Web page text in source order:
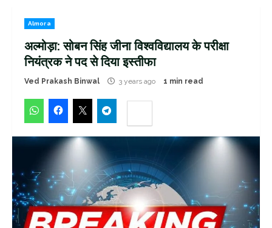
Almora
अल्मोड़ा: सोबन सिंह जीना विश्वविद्यालय के परीक्षा
नियंत्रक ने पद से दिया इस्तीफा
Ved Prakash Binwal 3 years ago 1 min read